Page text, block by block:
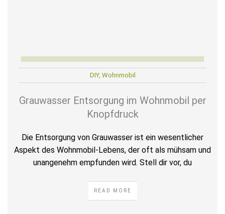
DIY, Wohnmobil
Grauwasser Entsorgung im Wohnmobil per
Knopfdruck
Die Entsorgung von Grauwasser ist ein wesentlicher
Aspekt des Wohnmobil-Lebens, der oft als mühsam und
unangenehm empfunden wird. Stell dir vor, du
READ MORE